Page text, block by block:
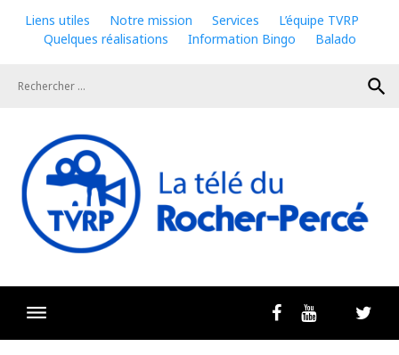
content
Liens utiles Notre mission Services
L’équipe TVRP
Quelques réalisations
Information Bingo
Balado
search
FacebookYoutubeLivestream